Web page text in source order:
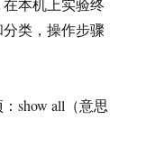
本机上实验终
类，操作步骤
show all（意思